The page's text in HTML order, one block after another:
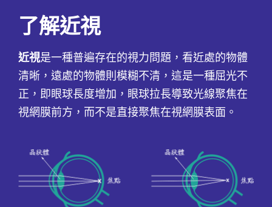
了解近視
近視是一種普遍存在的視力問題，看近處的物體
清晰，遠處的物體則模糊不清，這是一種屈光不
正，即眼球長度增加，眼球拉長導致光線聚焦在
視網膜前方，而不是直接聚焦在視網膜表面。